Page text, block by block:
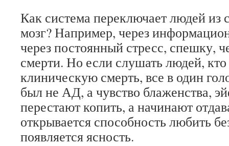
Как система переключает людей из
мозг? Например, через
через постоянный стресс, спешку,
смерти. Но если слушать людей,
клиническую смерть, все в один
был не АД, а чувство блаженства,
перестают копить, а начинают
открывается способность любить
появляется ясность.